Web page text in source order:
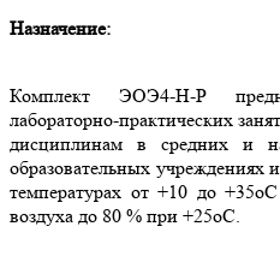
Назначение:
Комплект ЭОЭ4-Н-Р
лабораторно-практических
дисциплинам в средних и
образовательных учреждениях
температурах от +10 до
воздуха до 80 % при +25оС.